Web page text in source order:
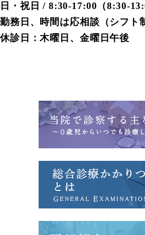
日・祝日 / 8:30-17:00（8:30-
勤務日、時間は応相談（シフト
休診日：木曜日、金曜日午後